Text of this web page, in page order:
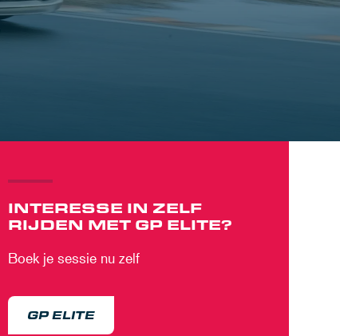
INTERESSE IN ZELF
RIJDEN MET GP ELITE?
Boek je sessie nu zelf
GP ELITE